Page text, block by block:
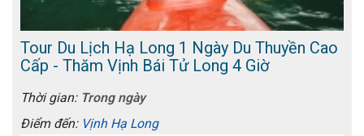
Tour Du Lịch Hạ Long 1 Ngày Du Thuyền Cao
Cấp - Thăm Vịnh Bái Tử Long 4 Giờ
Thời gian: Trong ngày
Điểm đến: Vịnh Hạ Long